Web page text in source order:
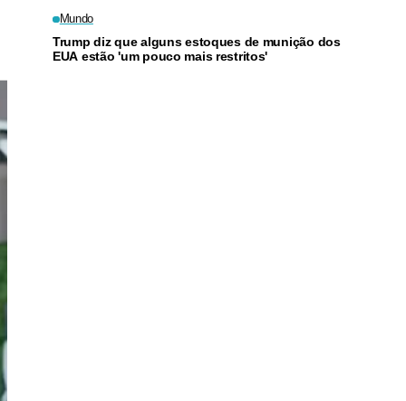
Mundo
Trump diz que alguns estoques de munição dos
EUA estão 'um pouco mais restritos'